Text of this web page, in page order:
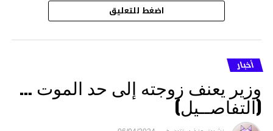
اضغط للتعليق
أخبار
وزير يعنف زوجته إلى حد الموت …
(التفاصــيل)